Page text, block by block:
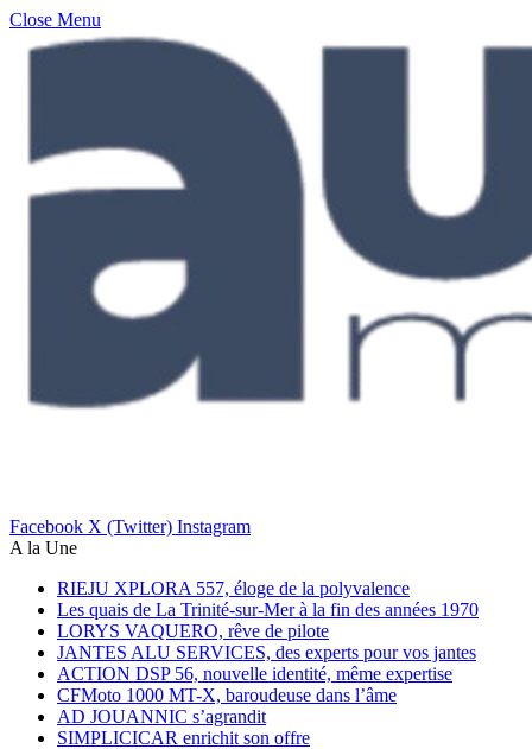
Close Menu
Facebook X (Twitter) Instagram
A la Une
RIEJU XPLORA 557, éloge de la polyvalence
Les quais de La Trinité-sur-Mer à la fin des années 1970
LORYS VAQUERO, rêve de pilote
JANTES ALU SERVICES, des experts pour vos jantes
ACTION DSP 56, nouvelle identité, même expertise
CFMoto 1000 MT-X, baroudeuse dans l’âme
AD JOUANNIC s’agrandit
SIMPLICICAR enrichit son offre